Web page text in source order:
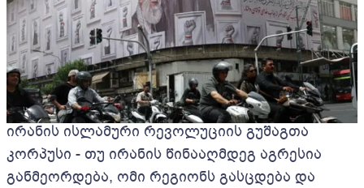
ირანის ისლამური რევოლუციის გუშაგთა
კორპუსი - თუ ირანის წინააღმდეგ აგრესია
განმეორდება, ომი რეგიონს გასცდება და